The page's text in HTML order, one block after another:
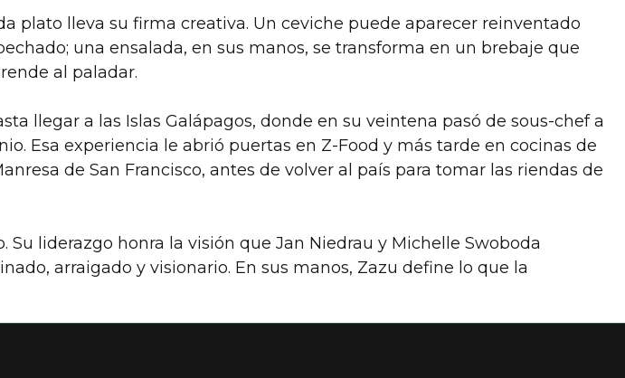
plato lleva su firma creativa. Un ceviche puede aparecer reinventado
una ensalada, en sus manos, se transforma en un brebaje que
al paladar.
llegar a las Islas Galápagos, donde en su veintena pasó de sous-chef a
Esa experiencia le abrió puertas en Z-Food y más tarde en cocinas de
de San Francisco, antes de volver al país para tomar las riendas de
liderazgo honra la visión que Jan Niedrau y Michelle Swoboda
arraigado y visionario. En sus manos, Zazu define lo que la